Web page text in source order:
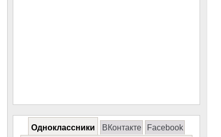
Одноклассники ВКонтакте Facebook